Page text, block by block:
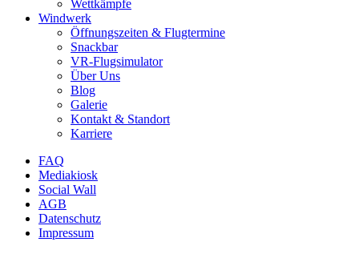
Wettkämpfe
Windwerk
Öffnungszeiten & Flugtermine
Snackbar
VR-Flugsimulator
Über Uns
Blog
Galerie
Kontakt & Standort
Karriere
FAQ
Mediakiosk
Social Wall
AGB
Datenschutz
Impressum